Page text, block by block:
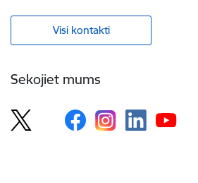
Visi kontakti
Sekojiet mums